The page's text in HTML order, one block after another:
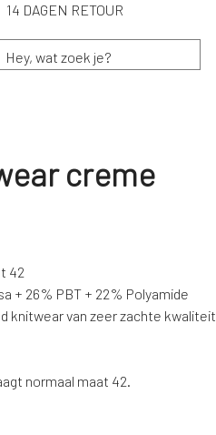
14 DAGEN RETOUR
creme
42
+ 26% PBT + 22% Polyamide
knitwear van zeer zachte kwaliteit
normaal maat 42.